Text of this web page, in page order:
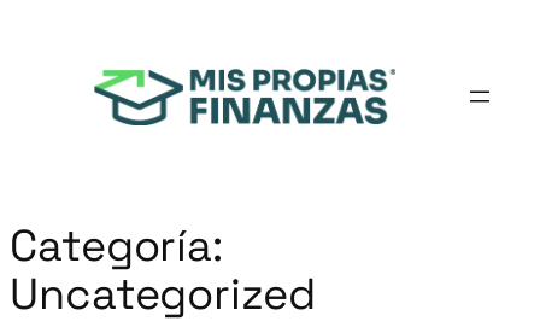
contenido
Categoría:
Uncategorized